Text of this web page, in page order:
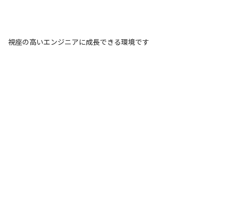
視座の高いエンジニアに成長できる環境です